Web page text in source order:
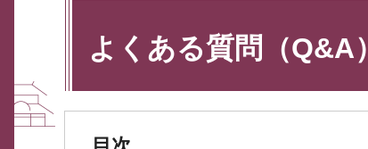
よくある質問（Q&A）